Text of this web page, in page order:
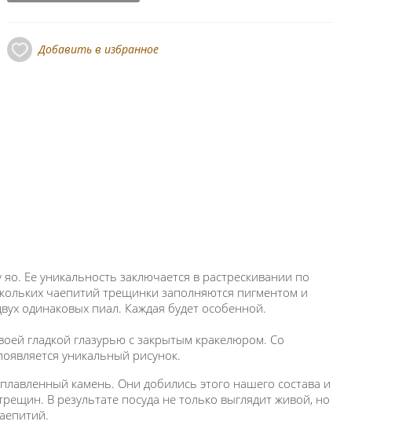
Добавить в избранное
Ее уникальность заключается в растрескивании по
чаепитий трещинки заполняются пигментом и
одинаковых пиал. Каждая будет особенной.
гладкой глазурью с закрытым кракелюром. Со
уникальный рисунок.
камень. Они добились этого нашего состава и
В результате посуда не только выглядит живой, но